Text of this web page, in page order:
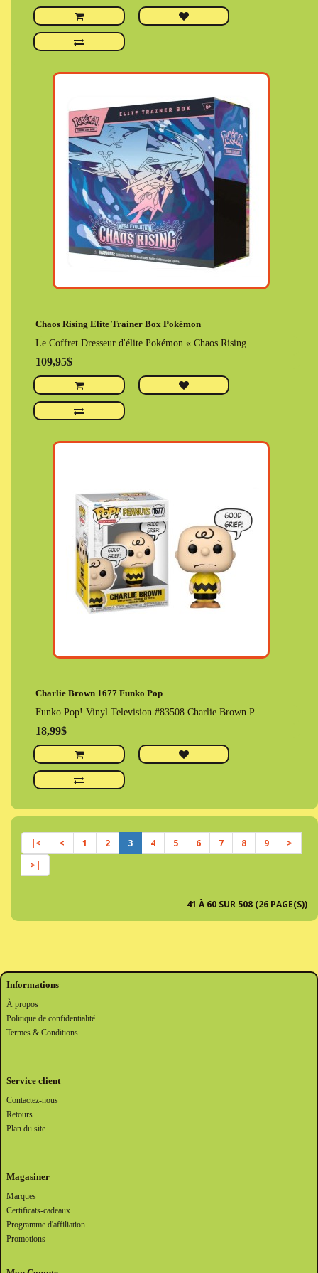
Chaos Rising Elite Trainer Box Pokémon
Le Coffret Dresseur d'élite Pokémon « Chaos Rising..
109,95$
Charlie Brown 1677 Funko Pop
Funko Pop! Vinyl Television #83508 Charlie Brown P..
18,99$
|< < 1 2 3 4 5 6 7 8 9
>
>|
41 À 60 SUR 508 (26 PAGE(S))
Informations
À propos
Politique de confidentialité
Termes & Conditions
Service client
Contactez-nous
Retours
Plan du site
Magasiner
Marques
Certificats-cadeaux
Programme d'affiliation
Promotions